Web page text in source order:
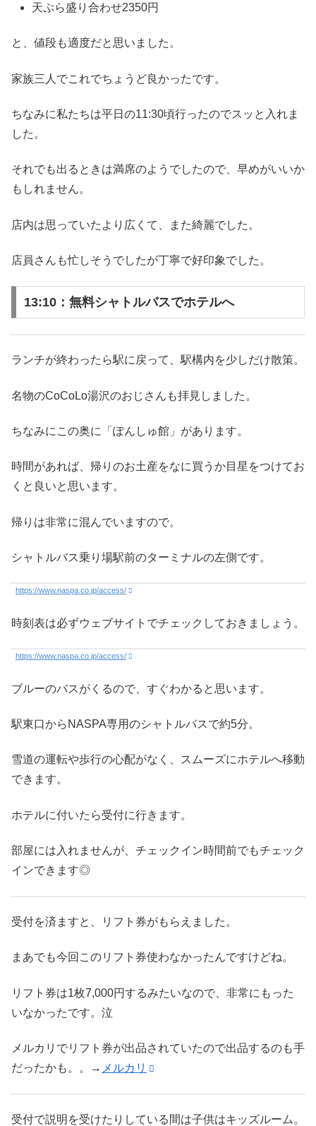
天ぷら盛り合わせ2350円
と、値段も適度だと思いました。
家族三人でこれでちょうど良かったです。
ちなみに私たちは平日の11:30頃行ったのでスッと入れま
した。
それでも出るときは満席のようでしたので、早めがいいか
もしれません。
店内は思っていたより広くて、また綺麗でした。
店員さんも忙しそうでしたが丁寧で好印象でした。
13:10：無料シャトルバスでホテルへ
ランチが終わったら駅に戻って、駅構内を少しだけ散策。
名物のCoCoLo湯沢のおじさんも拝見しました。
ちなみにこの奥に「ぽんしゅ館」があります。
時間があれば、帰りのお土産をなに買うか目星をつけてお
くと良いと思います。
帰りは非常に混んでいますので。
シャトルバス乗り場駅前のターミナルの左側です。
https://www.naspa.co.jp/access/
時刻表は必ずウェブサイトでチェックしておきましょう。
https://www.naspa.co.jp/access/
ブルーのバスがくるので、すぐわかると思います。
駅東口からNASPA専用のシャトルバスで約5分。
雪道の運転や歩行の心配がなく、スムーズにホテルへ移動
できます。
ホテルに付いたら受付に行きます。
部屋には入れませんが、チェックイン時間前でもチェック
インできます◎
受付を済ますと、リフト券がもらえました。
まあでも今回このリフト券使わなかったんですけどね。
リフト券は1枚7,000円するみたいなので、非常にもった
いなかったです。泣
メルカリでリフト券が出品されていたので出品するのも手
だったかも。。→ メルカリ
受付で説明を受けたりしている間は子供はキッズルーム。